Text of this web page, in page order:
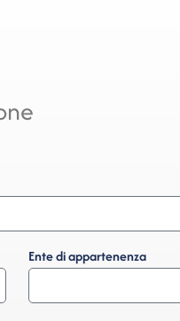
Ente di appartenenza